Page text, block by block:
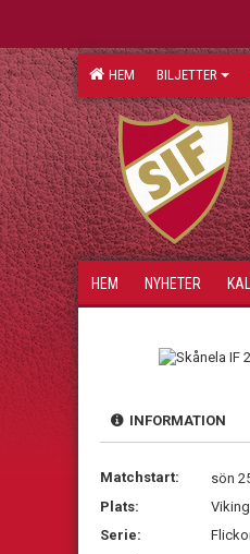
HEM BILJETTER
HEM NYHETER
INFORMATION
Matchstart:
sön
Plats:
Serie: